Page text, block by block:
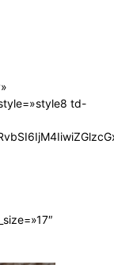
td-